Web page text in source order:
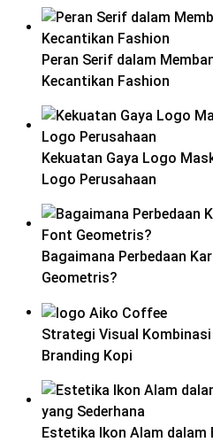
Peran Serif dalam
Kecantikan Fashion
Kekuatan Gaya Logo
Logo Perusahaan
Bagaimana Perbedaan
Geometris?
Strategi Visual
Branding Kopi
Estetika Ikon Alam dalam